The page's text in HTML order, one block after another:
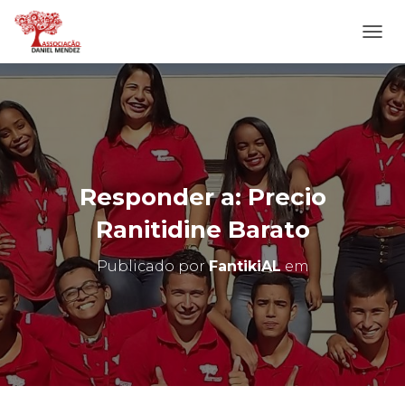
L
T
E
R
N
A
N
A
E
G
O
Responder a: Precio
Ranitidine Barato
Publicado porFantikiALem